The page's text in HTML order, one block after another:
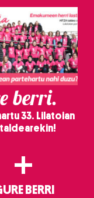
berri.
33. Lilatoian
taldearekin!
+
BERRI